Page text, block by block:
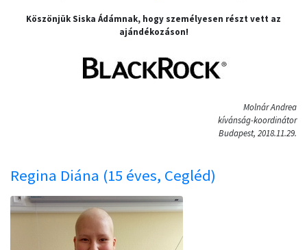
Köszönjük Siska Ádámnak, hogy személyesen részt vett az
ajándékozáson!
Molnár Andrea
kívánság-koordinátor
Budapest, 2018.11.29.
Regina Diána (15 éves, Cegléd)